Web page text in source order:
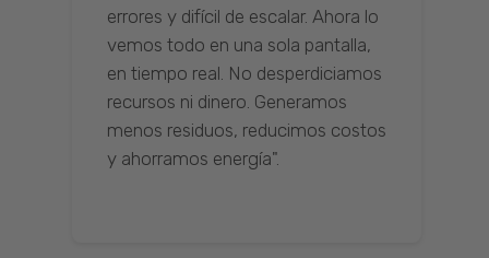
errores y difícil de escalar. Ahora lo
vemos todo en una sola pantalla,
en tiempo real. No desperdiciamos
recursos ni dinero. Generamos
menos residuos, reducimos costos
y ahorramos energía".